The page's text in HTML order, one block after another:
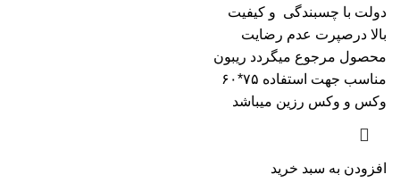
دولت با چسبندگی و کیفیت
بالا درصپرت عدم رضایت
محصول مرجوع میگردد ریبون
مناسب جهت استفاده ۷۵*۶۰
وکس و وکس رزین میباشد
افزودن به سبد خرید